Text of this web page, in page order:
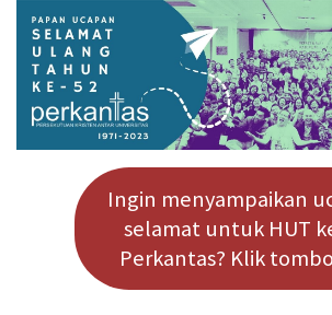
Ingin menyampaikan
selamat untuk HUT
Perkantas? Klik